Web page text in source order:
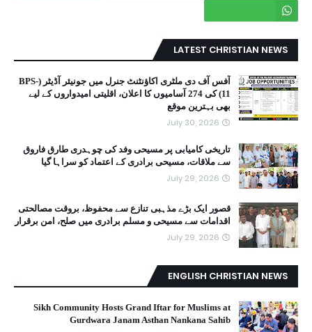
LATEST CHRISTIAN NEWS
آفس آف دی ملٹری اکاؤنٹنٹ جنرل میں جونیئر آڈیٹر (BPS-
11) کی 274 آسامیوں کا اعلان، اقلیتی امیدواروں کے لیے
بھی بہترین موقع
July 30, 2026
تاریخی کامیابی پر مسیحی وفد کی چوہدری طارق فاروق
سے ملاقات، مسیحی برادری کے اعتماد کو سراہا گیا
July 29, 2026
قصور ایک بڑے مذہبی تنازع سے محفوظ، بروقت مصالحتی
اقدامات سے مسیحی و مسلم برادری میں صلح، امن برقرار
July 29, 2026
ENGLISH CHRISTIAN NEWS
Sikh Community Hosts Grand Iftar for Muslims at
Gurdwara Janam Asthan Nankana Sahib